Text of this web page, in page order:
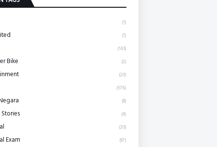
(1)
(1)
(143)
Bike (2)
(20)
(576)
(8)
(4)
(20)
Exam
(97)